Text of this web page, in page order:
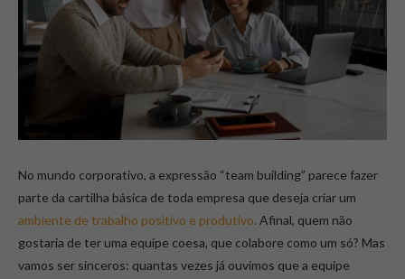
No mundo corporativo, a expressão “team building” parece fazer
parte da cartilha básica de toda empresa que deseja criar um
ambiente de trabalho positivo e produtivo. Afinal, quem não
gostaria de ter uma equipe coesa, que colabore como um só? Mas
vamos ser sinceros: quantas vezes já ouvimos que a equipe